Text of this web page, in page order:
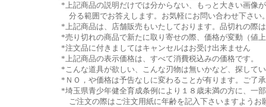
*上記商品の説明だけでは分からない、もっと大きい画像
分る範囲でお答えします。お気軽にお問い合わせ下さい
*上記商品は、店舗販売もいたしております。品切れの際
*売り切れの商品で新たに取り寄せの際、価格が変動（値
*注文品に付きましてはキャンセルはお受け出来ません
*上記商品の表示価格は、すべて消費税込みの価格です。
*こんな道具が欲しい、こんな刃物は無いかなど、探して
*ＮＯ，や価格は予告なしに変わることが有ります。ご了
*埼玉県青少年健全育成条例により１８歳未満の方に、一
ご注文の際はご注文用紙に年齢を記入下さいますようお